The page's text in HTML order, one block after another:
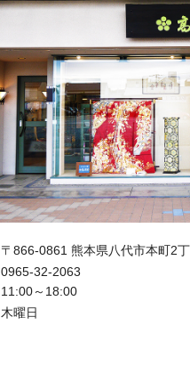
〒866-0861 熊本県八代市本町2
0965-32-2063
11:00～18:00
木曜日